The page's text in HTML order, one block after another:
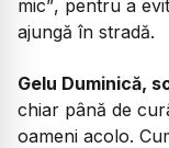
mic”, pentru a
ajungă în stradă.
Gelu Duminică,
chiar până de
oameni acolo.